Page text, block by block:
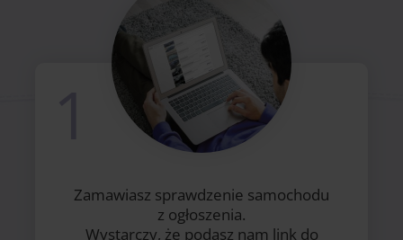
Zamawiasz sprawdzenie samochodu
z ogłoszenia.
Wystarczy, że podasz nam link do